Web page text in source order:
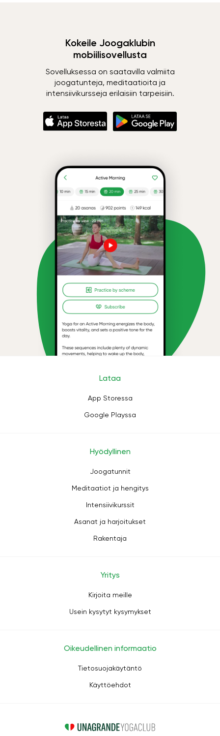
Kokeile Joogaklubin
mobiilisovellusta
Sovelluksessa on saatavilla valmiita
joogatunteja, meditaatioita ja
intensiivikursseja erilaisiin tarpeisiin.
Lataa
App Storessa
Google Playssa
Hyödyllinen
Joogatunnit
Meditaatiot ja hengitys
Intensiivikurssit
Asanat ja harjoitukset
Rakentaja
Yritys
Kirjoita meille
Usein kysytyt kysymykset
Oikeudellinen informaatio
Tietosuojakäytäntö
Käyttöehdot